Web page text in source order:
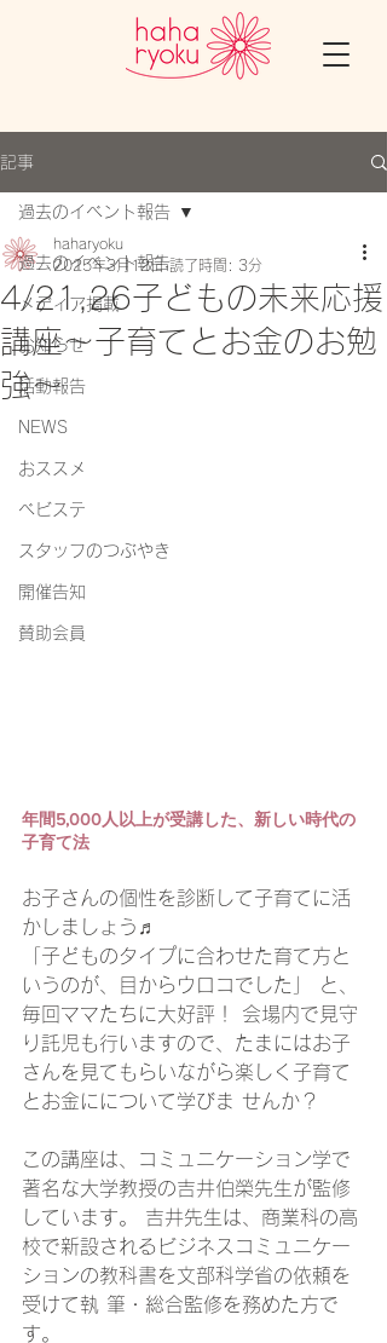
記事
過去のイベント報告
メディア掲載
お知らせ
活動報告
NEWS
おススメ
ベビステ
スタッフのつぶやき
開催告知
賛助会員
過去のイベント報告
4/21,26子どもの未来応援
講座～子育てとお金のお勉
強～
haharyoku
2025年3月12日 読了時間: 3分
年間5,000人以上が受講した、新しい時代の
子育て法
お子さんの個性を診断して子育てに活
かしましょう♬
「子どものタイプに合わせた育て方と
いうのが、目からウロコでした」 と、
毎回ママたちに大好評！ 会場内で見守
り託児も行いますので、たまにはお子
さんを見てもらいながら楽しく子育て
とお金にについて学びま せんか？
この講座は、コミュニケーション学で
著名な大学教授の吉井伯榮先生が監修
しています。 吉井先生は、商業科の高
校で新設されるビジネスコミュニケー
ションの教科書を文部科学省の依頼を
受けて執 筆・総合監修を務めた方で
す。